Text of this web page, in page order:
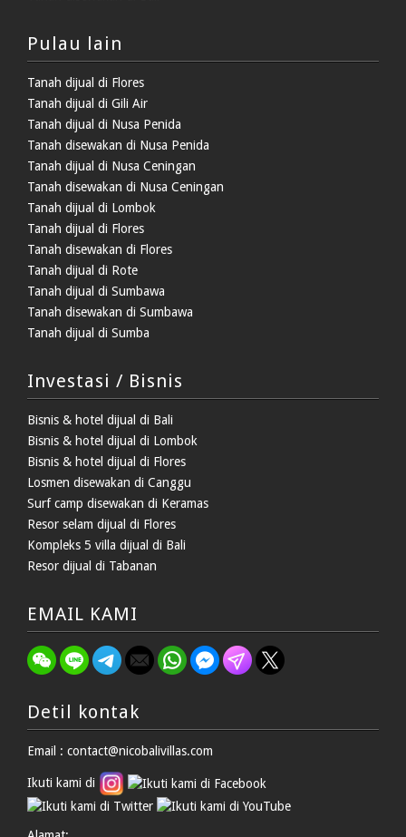
Pulau lain
Tanah dijual di Flores
Tanah dijual di Gili Air
Tanah dijual di Nusa Penida
Tanah disewakan di Nusa Penida
Tanah dijual di Nusa Ceningan
Tanah disewakan di Nusa Ceningan
Tanah dijual di Lombok
Tanah dijual di Flores
Tanah disewakan di Flores
Tanah dijual di Rote
Tanah dijual di Sumbawa
Tanah disewakan di Sumbawa
Tanah dijual di Sumba
Investasi / Bisnis
Bisnis & hotel dijual di Bali
Bisnis & hotel dijual di Lombok
Bisnis & hotel dijual di Flores
Losmen disewakan di Canggu
Surf camp disewakan di Keramas
Resor selam dijual di Flores
Kompleks 5 villa dijual di Bali
Resor dijual di Tabanan
EMAIL KAMI
Detil kontak
Email : contact@nicobalivillas.com
Ikuti kami di